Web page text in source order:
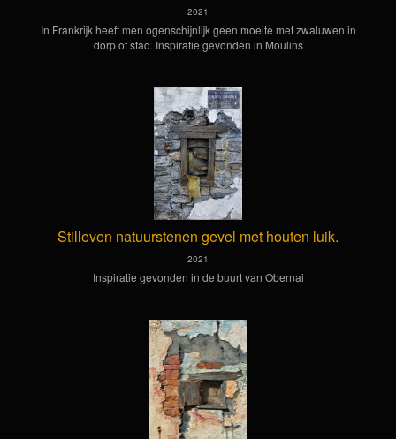
2021
In Frankrijk heeft men ogenschijnlijk geen moeite met zwaluwen in
dorp of stad. Inspiratie gevonden in Moulins
Stilleven natuurstenen gevel met houten luik.
2021
Inspiratie gevonden in de buurt van Obernai